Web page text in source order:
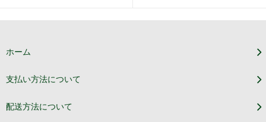
ホーム
支払い方法について
配送方法について